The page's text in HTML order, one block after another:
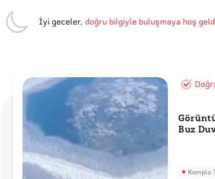
İyi geceler, doğru bilgiyle buluşmaya hoş
Buz
Komplo